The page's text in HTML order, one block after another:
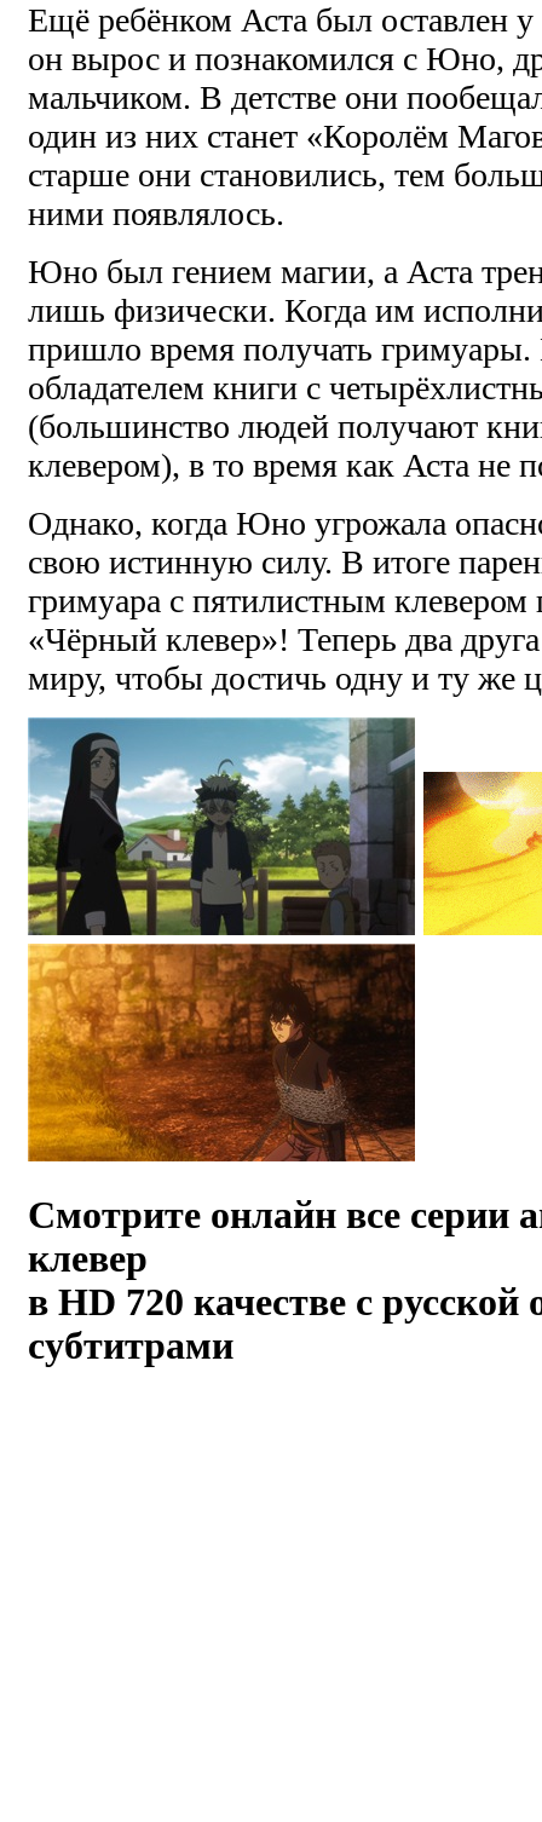
Ещё ребёнком Аста был оставлен
он вырос и познакомился с Юно,
мальчиком. В детстве они
один из них станет «Королём
старше они становились, тем
ними появлялось.
Юно был гением магии, а Аста
лишь физически. Когда им
пришло время получать
обладателем книги с
(большинство людей получают
клевером), в то время как Аста не
Однако, когда Юно угрожала
свою истинную силу. В итоге
гримуара с пятилистным клевером
«Чёрный клевер»! Теперь два
миру, чтобы достичь одну и ту же
Смотрите онлайн все серии
клевер
в HD 720 качестве с русской
субтитрами